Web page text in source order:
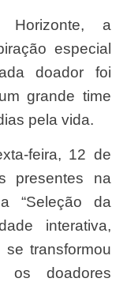
especial
doador foi
grande time
pela vida.
presentes na
“Seleção da
interativa,
transformou
doadores